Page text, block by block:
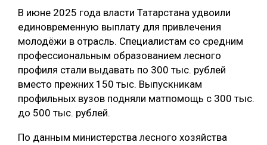
В июне 2025 года власти Татарстана удвоили
единовременную выплату для привлечения
молодёжи в отрасль. Специалистам со средним
профессиональным образованием лесного
профиля стали выдавать по 300 тыс. рублей
вместо прежних 150 тыс. Выпускникам
профильных вузов подняли матпомощь с 300 тыс.
до 500 тыс. рублей.
По данным министерства лесного хозяйства